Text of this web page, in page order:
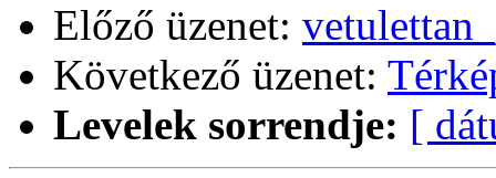
Előző üzenet:
Következő üzenet:
Levelek sorrendje: [